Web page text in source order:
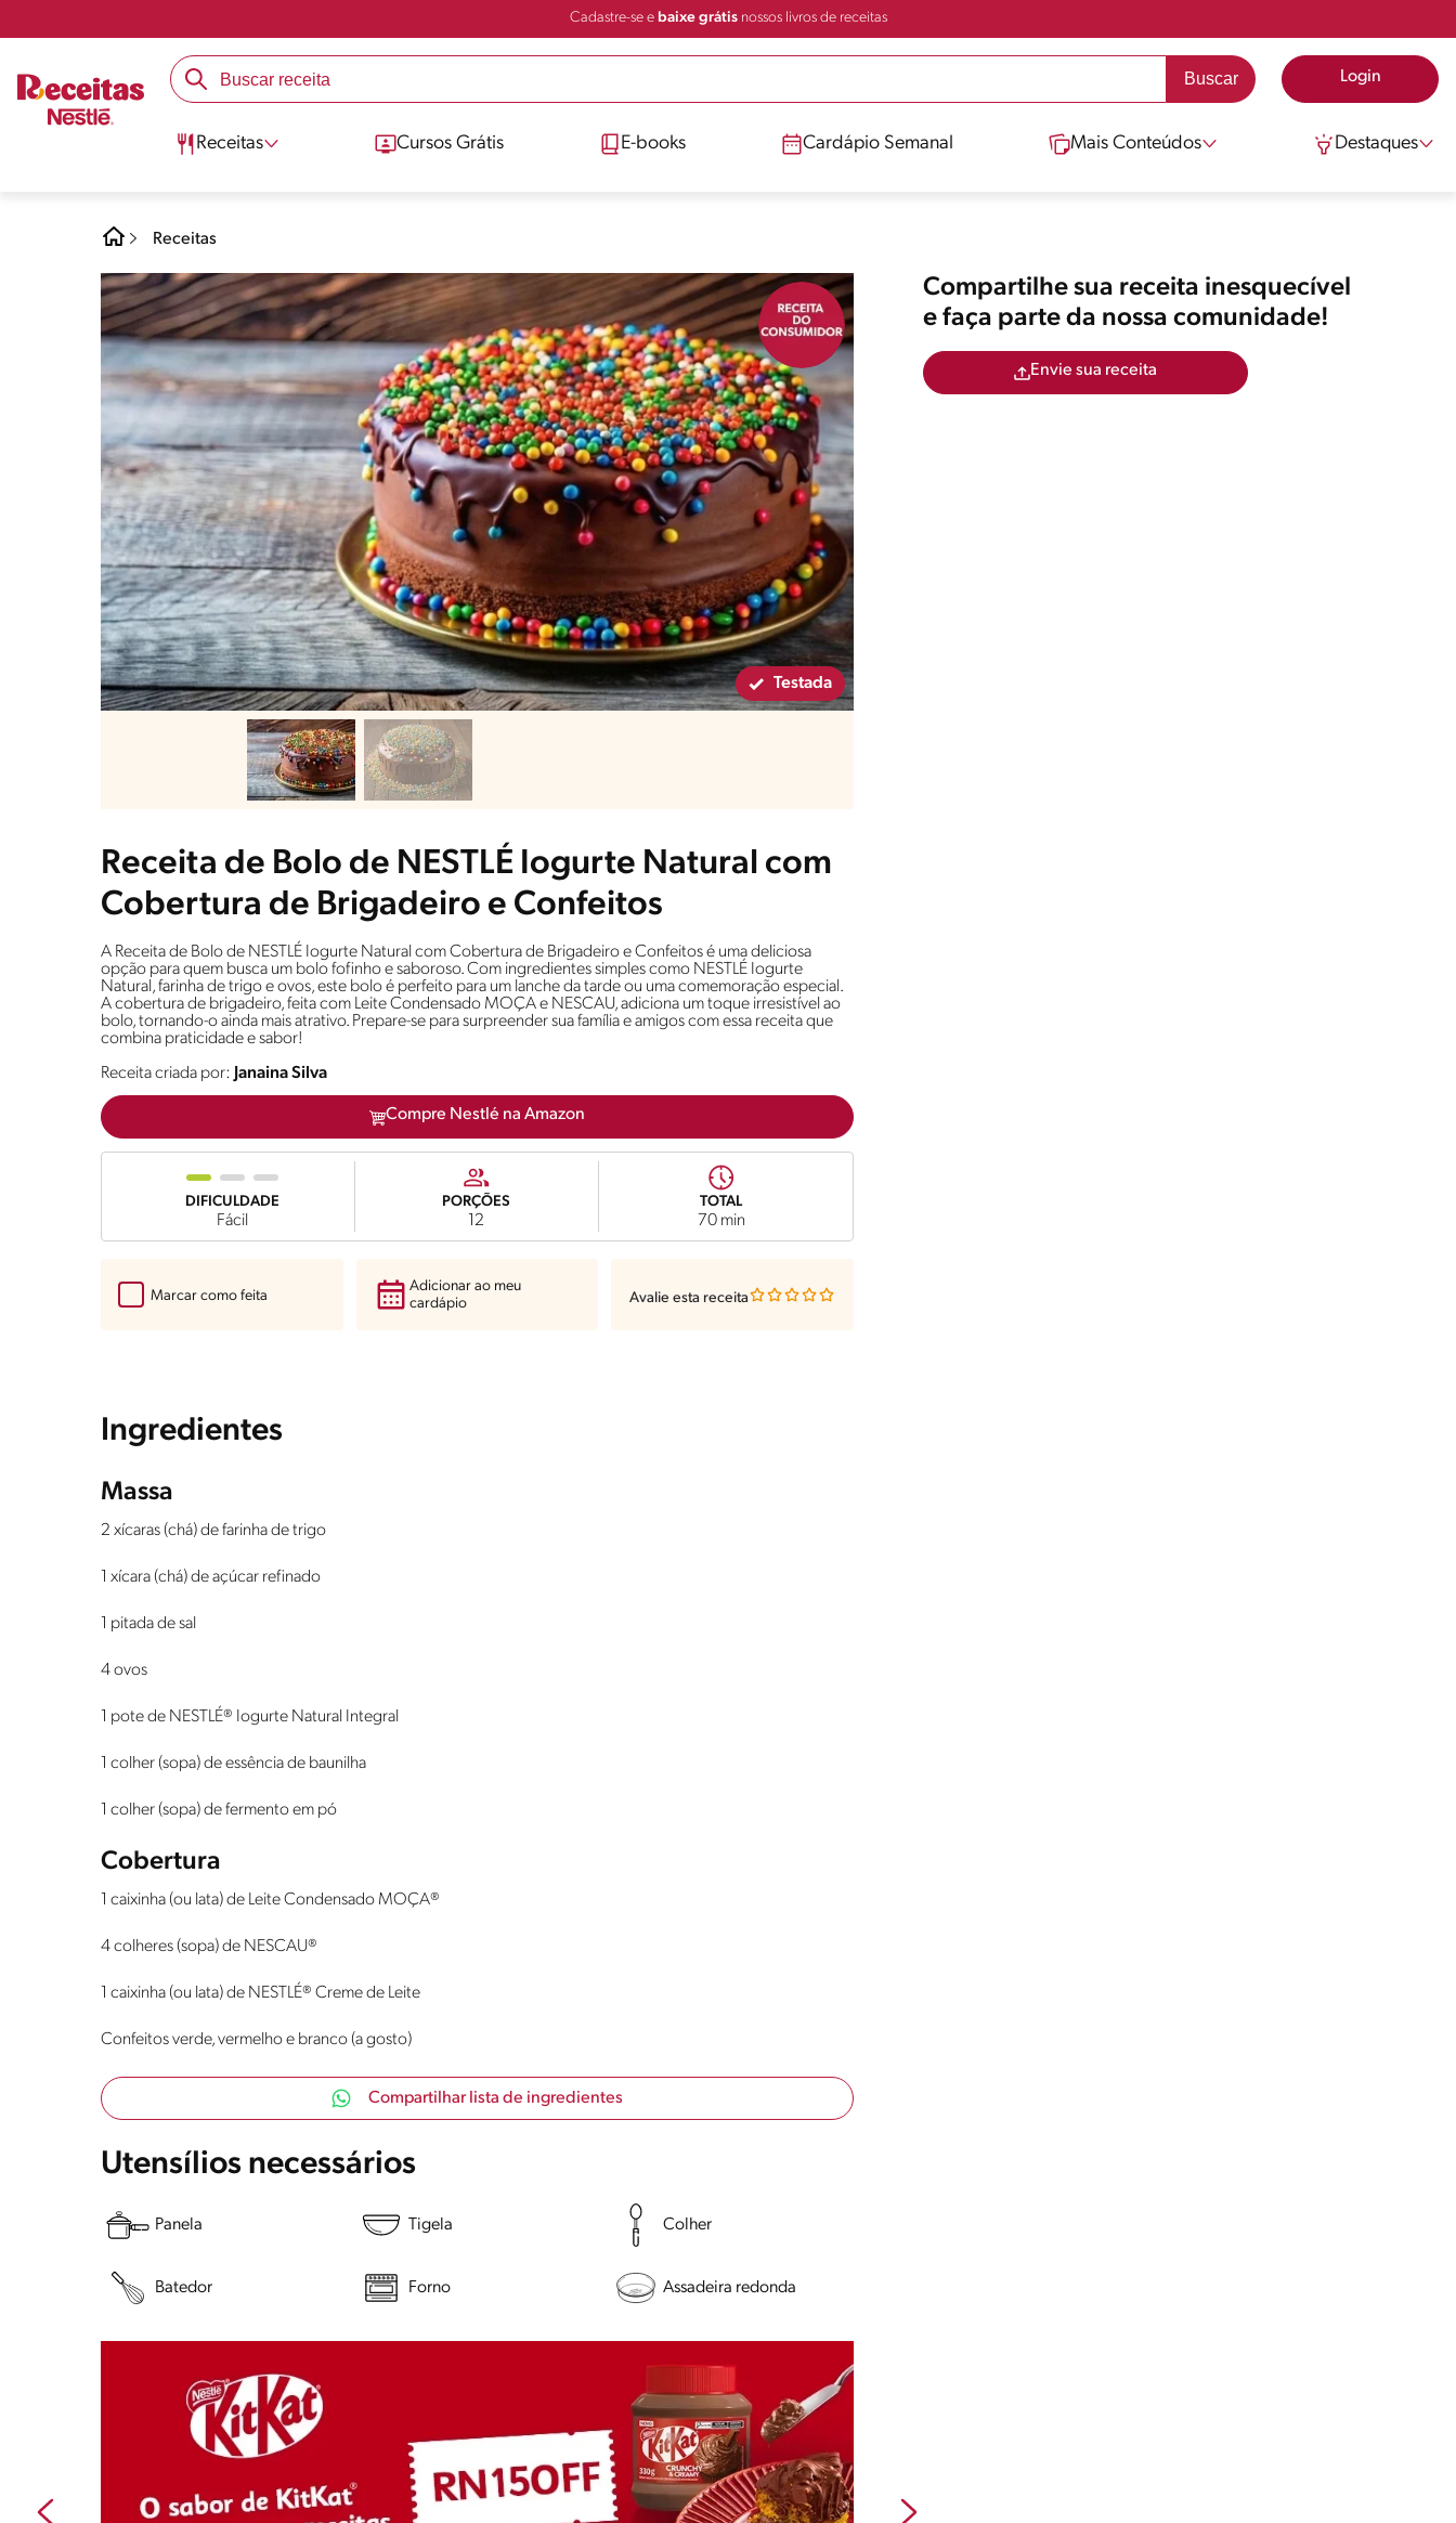
Cadastre-se e baixe grátisnossos livros de receitas
Login
Receitas Cursos Grátis E-books Cardápio Semanal Mais Conteúdos Destaques
Receitas
Testada
Receita de Bolo de NESTLÉ Iogurte Natural com
Cobertura de Brigadeiro e Confeitos
A Receita de Bolo de NESTLÉ Iogurte Natural com Cobertura de Brigadeiro e Confeitos é uma deliciosa
opção para quem busca um bolo fofinho e saboroso. Com ingredientes simples como NESTLÉ Iogurte
Natural, farinha de trigo e ovos, este bolo é perfeito para um lanche da tarde ou uma comemoração especial.
A cobertura de brigadeiro, feita com Leite Condensado MOÇA e NESCAU, adiciona um toque irresistível ao
bolo, tornando-o ainda mais atrativo. Prepare-se para surpreender sua família e amigos com essa receita que
combina praticidade e sabor!
Receita criada por: Janaina Silva
Compre Nestlé na Amazon
DIFICULDADE
Fácil
PORÇÕES
12
TOTAL
70 min
Marcar como feita
Adicionar ao meu
cardápio
Avalie esta receita
Ingredientes
Massa
2 xícaras (chá) de farinha de trigo
1 xícara (chá) de açúcar refinado
1 pitada de sal
4 ovos
1 pote de NESTLÉ® Iogurte Natural Integral
1 colher (sopa) de essência de baunilha
1 colher (sopa) de fermento em pó
Cobertura
1 caixinha (ou lata) de Leite Condensado MOÇA®
4 colheres (sopa) de NESCAU®
1 caixinha (ou lata) de NESTLÉ® Creme de Leite
Confeitos verde, vermelho e branco (a gosto)
Compartilhar lista de ingredientes
Utensílios necessários
Panela Tigela Colher
Batedor Forno Assadeira redonda
Compartilhe sua receita inesquecível
e faça parte da nossa comunidade!
Envie sua receita